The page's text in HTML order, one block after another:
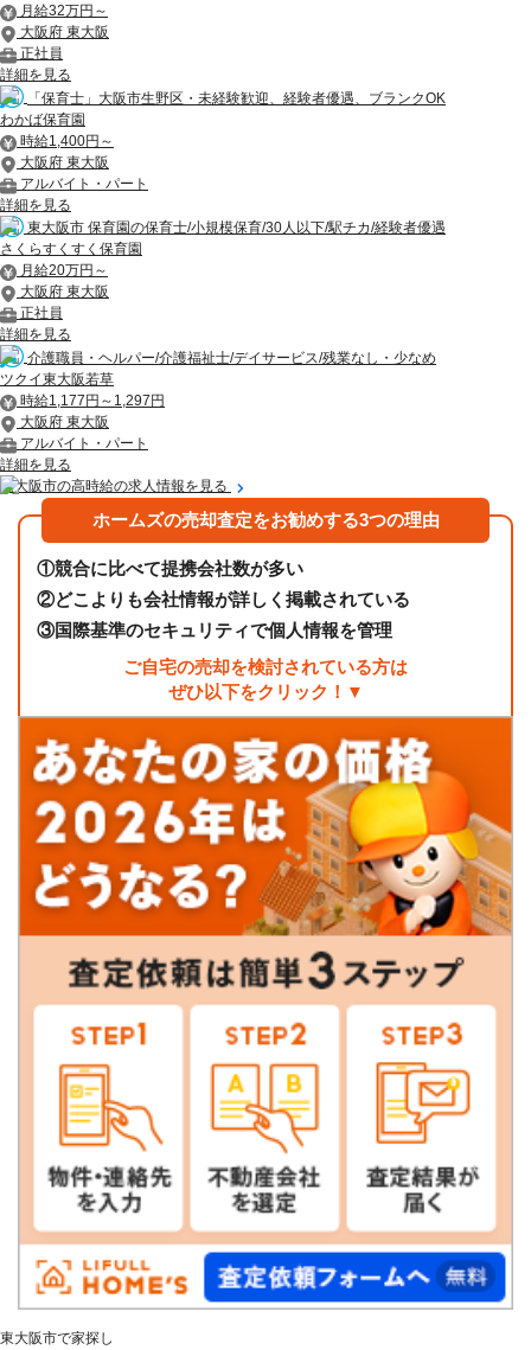
月給32万円～
大阪府 東大阪
正社員
詳細を見る
「保育士」大阪市生野区・未経験歓迎、経験者優遇、ブランクOK
わかば保育園
時給1,400円～
大阪府 東大阪
アルバイト・パート
詳細を見る
東大阪市 保育園の保育士/小規模保育/30人以下/駅チカ/経験者優遇
さくらすくすく保育園
月給20万円～
大阪府 東大阪
正社員
詳細を見る
介護職員・ヘルパー/介護福祉士/デイサービス/残業なし・少なめ
ツクイ東大阪若草
時給1,177円～1,297円
大阪府 東大阪
アルバイト・パート
詳細を見る
東大阪市の高時給の求人情報を見る
ホームズの売却査定をお勧めする3つの理由
①競合に比べて提携会社数が多い
②どこよりも会社情報が詳しく掲載されている
③国際基準のセキュリティで個人情報を管理
ご自宅の売却を検討されている方は
ぜひ以下をクリック！▼
東大阪市で家探し